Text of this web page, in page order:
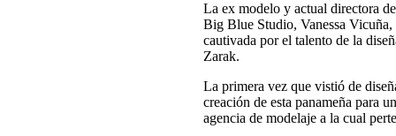
La ex modelo y actual directora
Big Blue Studio, Vanessa Vicuña,
cautivada por el talento de la
Zarak.
La primera vez que vistió de
creación de esta panameña para
agencia de modelaje a la cual